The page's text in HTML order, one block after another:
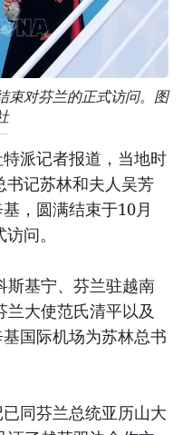
束对芬兰的正式访问。图
派记者报道，当地时
书记苏林和夫人吴芳
，圆满结束于10月
问。
斯基宁、芬兰驻越南
兰大使范氏清平以及
国际机场为苏林总书
同芬兰总统亚历山大